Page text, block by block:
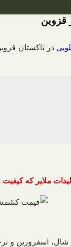
در تاکستان
ملایر که
شال، اسفرورین و